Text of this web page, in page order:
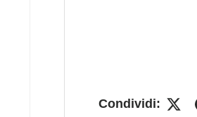
Condividi: